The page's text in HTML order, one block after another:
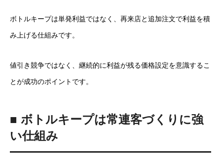
ボトルキープは単発利益ではなく、再来店と追加注文で利益を積
み上げる仕組みです。
値引き競争ではなく、継続的に利益が残る価格設定を意識するこ
とが成功のポイントです。
■ ボトルキープは常連客づくりに強
い仕組み